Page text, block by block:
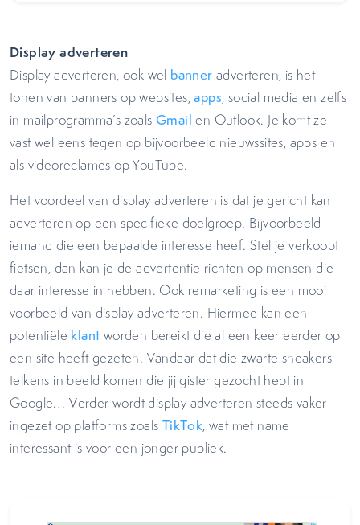
Display adverteren
Display adverteren, ook wel banner adverteren, is het
tonen van banners op websites,apps, social media en zelfs
in mailprogramma’s zoals Gmail en Outlook. Je komt ze
vast wel eens tegen op bijvoorbeeld nieuwssites, apps en
als videoreclames op YouTube.
Het voordeel van display adverteren is dat je gericht kan
adverteren op een specifieke doelgroep. Bijvoorbeeld
iemand die een bepaalde interesse heef. Stel je verkoopt
fietsen, dan kan je de advertentie richten op mensen die
daar interesse in hebben. Ook remarketing is een mooi
voorbeeld van display adverteren. Hiermee kan een
potentiële klant worden bereikt die al een keer eerder op
een site heeft gezeten. Vandaar dat die zwarte sneakers
telkens in beeld komen die jij gister gezocht hebt in
Google… Verder wordt display adverteren steeds vaker
ingezet op platforms zoals TikTok, wat met name
interessant is voor een jonger publiek.